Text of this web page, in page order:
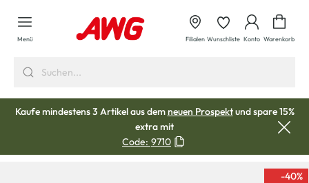
springen
Menü Filialen Wunschliste Konto Warenkorb
Kaufe mindestens 3 Artikel aus demneuen Prospektund spare 15%
extra mit
Code: 9710
-40%